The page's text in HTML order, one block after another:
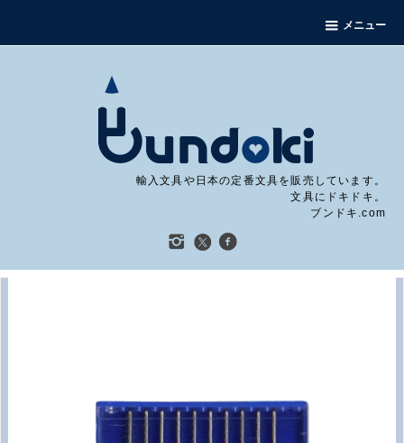
メニュー
輸入文具や日本の定番文具を販売しています。
文具にドキドキ。
ブンドキ.com